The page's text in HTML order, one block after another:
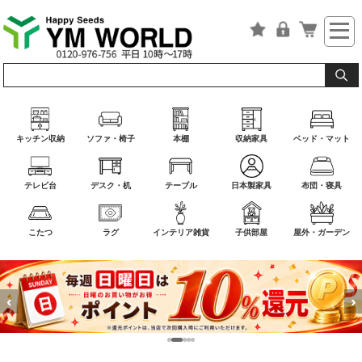
キッチン収納 ソファ・椅子 本棚 収納家具 ベッド・マット
テレビ台 デスク・机 テーブル 日本製家具 布団・寝具
こたつ ラグ インテリア雑貨 子供部屋 屋外・ガーデン
‹ ›